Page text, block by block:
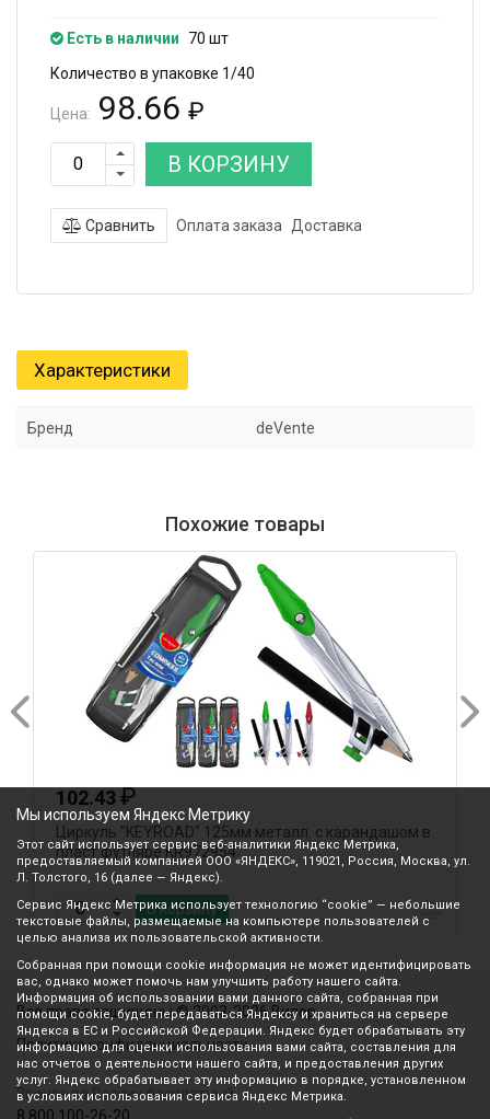
Есть в наличии
70 шт
Количество в упаковке 1/40
Цена: 98.66 ₽
В КОРЗИНУ
Сравнить Оплата заказа Доставка
Характеристики
Бренд deVente
Похожие товары
102.43₽
Циркуль "KEYROAD" 125мм металл. с карандашом в
пласт.футляре KR972954
В корзину
Все права защищены © 2003-2026 Вилор
Политика конфиденциальности
Звонок по России бесплатный
Мы используем Яндекс Метрику
Этот сайт использует сервис веб-аналитики Яндекс Метрика,
предоставляемый компанией ООО «ЯНДЕКС», 119021, Россия, Москва, ул.
Л. Толстого, 16 (далее — Яндекс).
Сервис Яндекс Метрика использует технологию “cookie” — небольшие
текстовые файлы, размещаемые на компьютере пользователей с
целью анализа их пользовательской активности.
Собранная при помощи cookie информация не может идентифицировать
вас, однако может помочь нам улучшить работу нашего сайта.
Информация об использовании вами данного сайта, собранная при
помощи cookie, будет передаваться Яндексу и храниться на сервере
Яндекса в ЕС и Российской Федерации. Яндекс будет обрабатывать эту
информацию для оценки использования вами сайта, составления для
нас отчетов о деятельности нашего сайта, и предоставления других
услуг. Яндекс обрабатывает эту информацию в порядке, установленном
в условиях использования сервиса Яндекс Метрика.